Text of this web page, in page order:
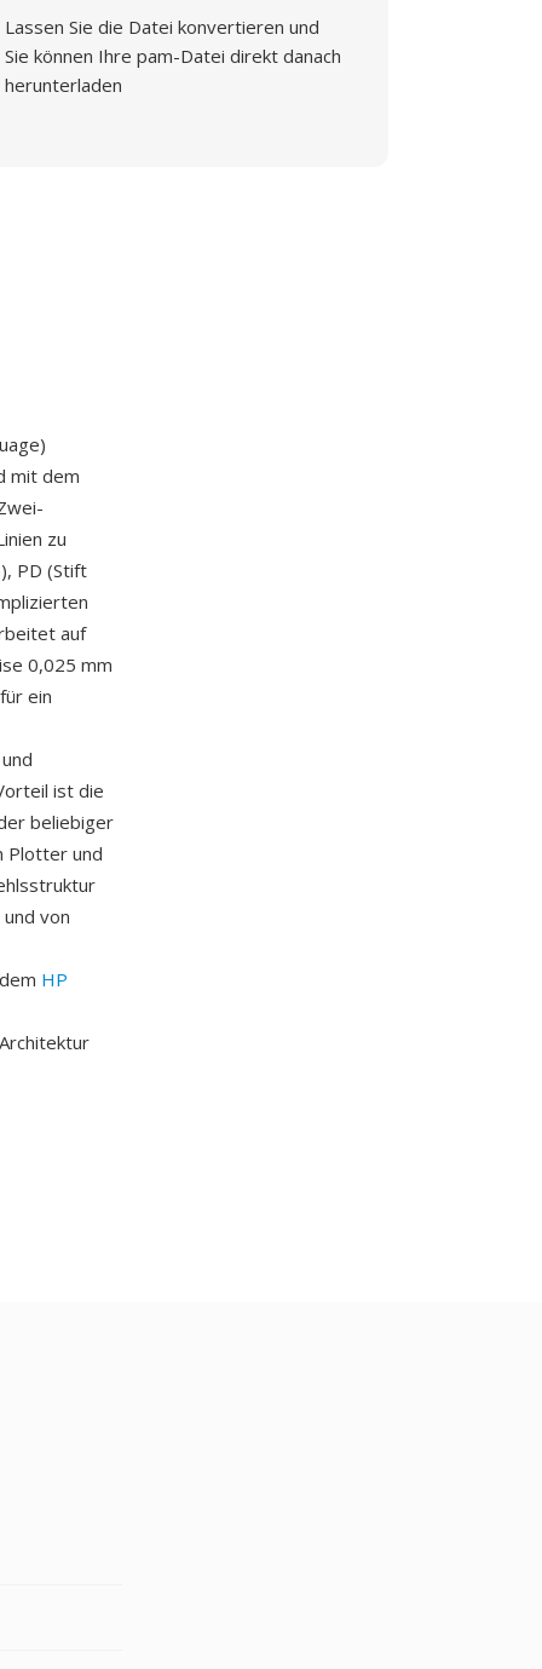
Lassen Sie die Datei konvertieren und
Sie können Ihre pam-Datei direkt danach
herunterladen
mit dem
zu
PD (Stift
auf
0,025 mm
ein
ist die
beliebiger
Plotter und
von
HP